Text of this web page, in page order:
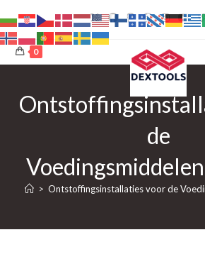
naar
inhoud
0
de
> Ontstoffingsinstallaties voor de